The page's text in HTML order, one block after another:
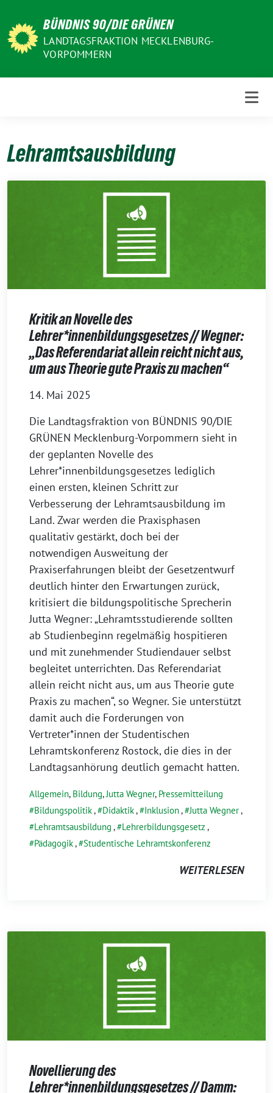
zum
Inhalt
BÜNDNIS 90/DIE GRÜNEN
LANDTAGSFRAKTION MECKLENBURG-
VORPOMMERN
Lehramtsausbildung
Kritik an Novelle des
Lehrer*innenbildungsgesetzes // Wegner:
„Das Referendariat allein reicht nicht aus,
um aus Theorie gute Praxis zu machen“
14. Mai 2025
Die Landtagsfraktion von BÜNDNIS 90/DIE
GRÜNEN Mecklenburg-Vorpommern sieht in
der geplanten Novelle des
Lehrer*innenbildungsgesetzes lediglich
einen ersten, kleinen Schritt zur
Verbesserung der Lehramtsausbildung im
Land. Zwar werden die Praxisphasen
qualitativ gestärkt, doch bei der
notwendigen Ausweitung der
Praxiserfahrungen bleibt der Gesetzentwurf
deutlich hinter den Erwartungen zurück,
kritisiert die bildungspolitische Sprecherin
Jutta Wegner: „Lehramtsstudierende sollten
ab Studienbeginn regelmäßig hospitieren
und mit zunehmender Studiendauer selbst
begleitet unterrichten. Das Referendariat
allein reicht nicht aus, um aus Theorie gute
Praxis zu machen“, so Wegner. Sie unterstützt
damit auch die Forderungen von
Vertreter*innen der Studentischen
Lehramtskonferenz Rostock, die dies in der
Landtagsanhörung deutlich gemacht hatten.
Allgemein, Bildung,Jutta Wegner, Pressemitteilung
Bildungspolitik, Didaktik, Inklusion, Jutta Wegner,
Lehramtsausbildung , Lehrerbildungsgesetz ,
Pädagogik, Studentische Lehramtskonferenz
WEITERLESEN
Novellierung des
Lehrer*innenbildungsgesetzes // Damm: